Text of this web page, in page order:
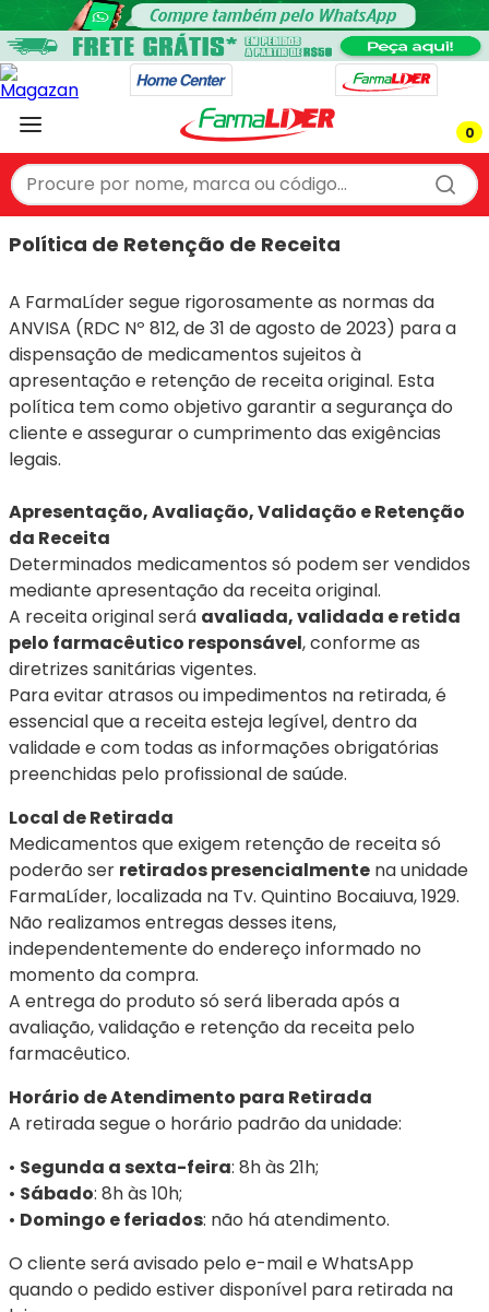
0
Procure por nome, marca ou código...
Política de Retenção de Receita
A FarmaLíder segue rigorosamente as normas da
ANVISA (RDC Nº 812, de 31 de agosto de 2023) para a
dispensação de medicamentos sujeitos à
apresentação e retenção de receita original. Esta
política tem como objetivo garantir a segurança do
cliente e assegurar o cumprimento das exigências
legais.
Apresentação, Avaliação, Validação e Retenção
da Receita
Determinados medicamentos só podem ser vendidos
mediante apresentação da receita original.
A receita original será avaliada, validada e retida
pelo farmacêutico responsável, conforme as
diretrizes sanitárias vigentes.
Para evitar atrasos ou impedimentos na retirada, é
essencial que a receita esteja legível, dentro da
validade e com todas as informações obrigatórias
preenchidas pelo profissional de saúde.
Local de Retirada
Medicamentos que exigem retenção de receita só
poderão ser retirados presencialmente na unidade
FarmaLíder, localizada na Tv. Quintino Bocaiuva, 1929.
Não realizamos entregas desses itens,
independentemente do endereço informado no
momento da compra.
A entrega do produto só será liberada após a
avaliação, validação e retenção da receita pelo
farmacêutico.
Horário de Atendimento para Retirada
A retirada segue o horário padrão da unidade:
• Segunda a sexta-feira: 8h às 21h;
• Sábado: 8h às 10h;
• Domingo e feriados: não há atendimento.
O cliente será avisado pelo e-mail e WhatsApp
quando o pedido estiver disponível para retirada na
2º
fralda
3º
cerave
4º
desodorante
5º
fitomelito
hidratante
9º
sabonete facial
º bepantol